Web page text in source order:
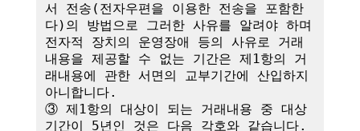
서 전송(전자우편을 이용한 전송을 포함한
다)의 방법으로 그러한 사유를 알려야 하며
전자적 장치의 운영장애 등의 사유로 거래
내용을 제공할 수 없는 기간은 제1항의 거
래내용에 관한 서면의 교부기간에 산입하지
아니합니다.
③ 제1항의 대상이 되는 거래내용 중 대상
기간이 5년인 것은 다음 각호와 같습니다.